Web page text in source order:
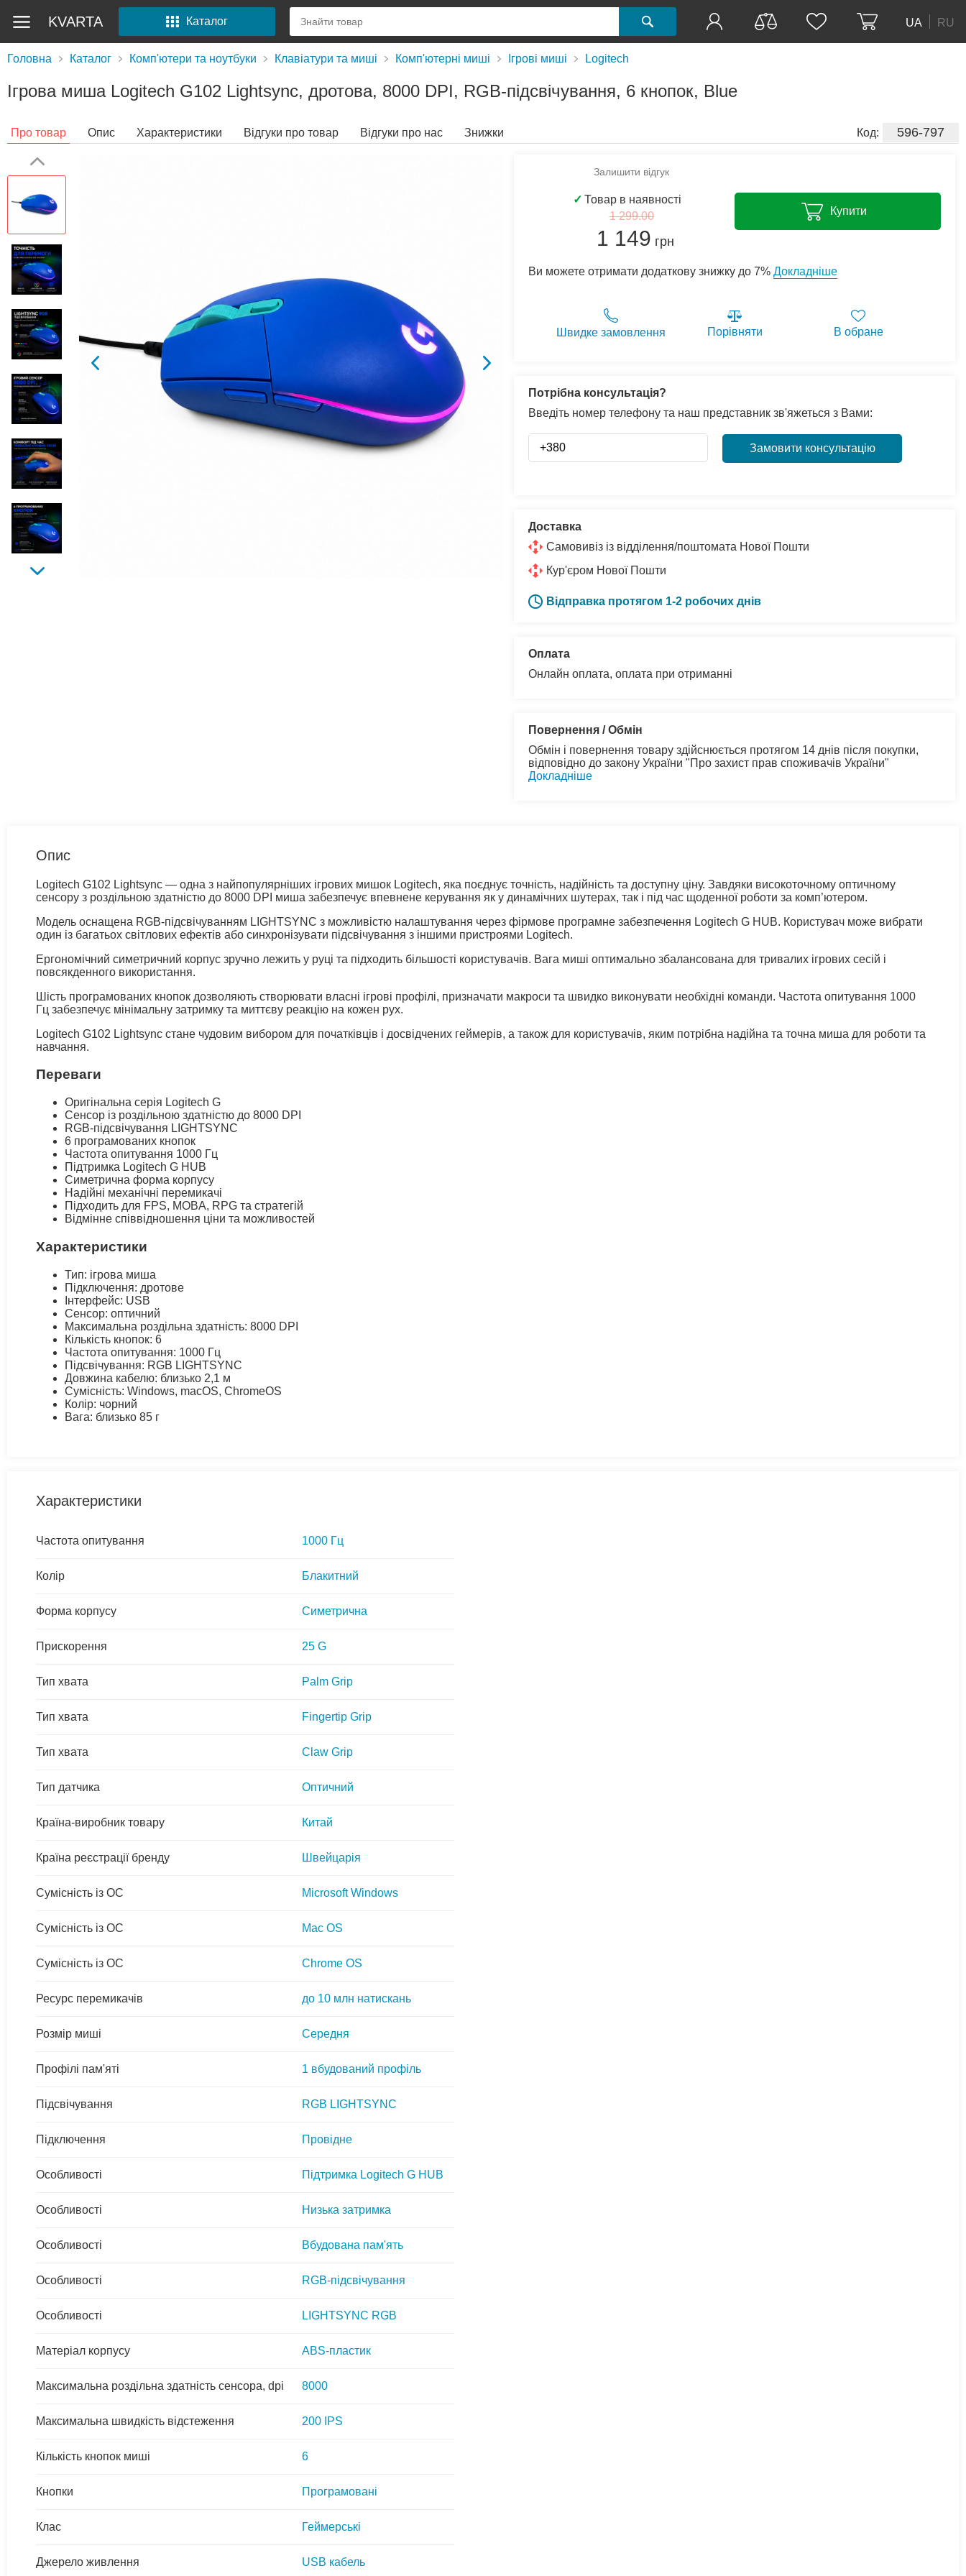
UA RU
KVARTA Каталог
Головна Каталог Комп'ютери та ноутбуки Клавіатури та миші Комп'ютерні миші Ігрові миші Logitech
Ігрова миша Logitech G102 Lightsync, дротова, 8000 DPI, RGB-підсвічування, 6 кнопок, Blue
Код: 596-797
Про товар Опис Характеристики Відгуки про товар Відгуки про нас Знижки
Залишити відгук
✓ Товар в наявності
1 299.00
1 149 грн
Купити
Ви можете отримати додаткову знижку до 7% Докладніше
Швидке замовлення Порівняти В обране
Потрібна консультація?
Введіть номер телефону та наш представник зв'яжеться з Вами:
Замовити консультацію
Доставка
Самовивіз із відділення/поштомата Нової Пошти
Кур'єром Нової Пошти
Відправка протягом 1-2 робочих днів
Оплата
Онлайн оплата, оплата при отриманні
Повернення / Обмін
Обмін і повернення товару здійснюється протягом 14 днів після покупки,
відповідно до закону України "Про захист прав споживачів України"
Докладніше
Опис
Logitech G102 Lightsync — одна з найпопулярніших ігрових мишок Logitech, яка поєднує точність, надійність та доступну ціну. Завдяки високоточному оптичному
сенсору з роздільною здатністю до 8000 DPI миша забезпечує впевнене керування як у динамічних шутерах, так і під час щоденної роботи за комп’ютером.
Модель оснащена RGB-підсвічуванням LIGHTSYNC з можливістю налаштування через фірмове програмне забезпечення Logitech G HUB. Користувач може вибрати
один із багатьох світлових ефектів або синхронізувати підсвічування з іншими пристроями Logitech.
Ергономічний симетричний корпус зручно лежить у руці та підходить більшості користувачів. Вага миші оптимально збалансована для тривалих ігрових сесій і
повсякденного використання.
Шість програмованих кнопок дозволяють створювати власні ігрові профілі, призначати макроси та швидко виконувати необхідні команди. Частота опитування 1000
Гц забезпечує мінімальну затримку та миттєву реакцію на кожен рух.
Logitech G102 Lightsync стане чудовим вибором для початківців і досвідчених геймерів, а також для користувачів, яким потрібна надійна та точна миша для роботи та
навчання.
Переваги
Оригінальна серія Logitech G
Сенсор із роздільною здатністю до 8000 DPI
RGB-підсвічування LIGHTSYNC
6 програмованих кнопок
Частота опитування 1000 Гц
Підтримка Logitech G HUB
Симетрична форма корпусу
Надійні механічні перемикачі
Підходить для FPS, MOBA, RPG та стратегій
Відмінне співвідношення ціни та можливостей
Характеристики
Тип: ігрова миша
Підключення: дротове
Інтерфейс: USB
Сенсор: оптичний
Максимальна роздільна здатність: 8000 DPI
Кількість кнопок: 6
Частота опитування: 1000 Гц
Підсвічування: RGB LIGHTSYNC
Довжина кабелю: близько 2,1 м
Сумісність: Windows, macOS, ChromeOS
Колір: чорний
Вага: близько 85 г
Характеристики
Частота опитування 1000 Гц
Колір Блакитний
Форма корпусу Симетрична
Прискорення 25 G
Тип хвата Palm Grip
Тип хвата Fingertip Grip
Тип хвата Claw Grip
Тип датчика Оптичний
Країна-виробник товару Китай
Країна реєстрації бренду Швейцарія
Сумісність із ОС Microsoft Windows
Сумісність із ОС Mac OS
Сумісність із ОС Chrome OS
Ресурс перемикачів до 10 млн натискань
Розмір миші Середня
Профілі пам'яті 1 вбудований профіль
Підсвічування RGB LIGHTSYNC
Підключення Провідне
Особливості Підтримка Logitech G HUB
Особливості Низька затримка
Особливості Вбудована пам'ять
Особливості RGB-підсвічування
Особливості LIGHTSYNC RGB
Матеріал корпусу ABS-пластик
Максимальна роздільна здатність сенсора, dpi 8000
Максимальна швидкість відстеження 200 IPS
Кількість кнопок миші 6
Кнопки Програмовані
Клас Геймерські
Джерело живлення USB кабель